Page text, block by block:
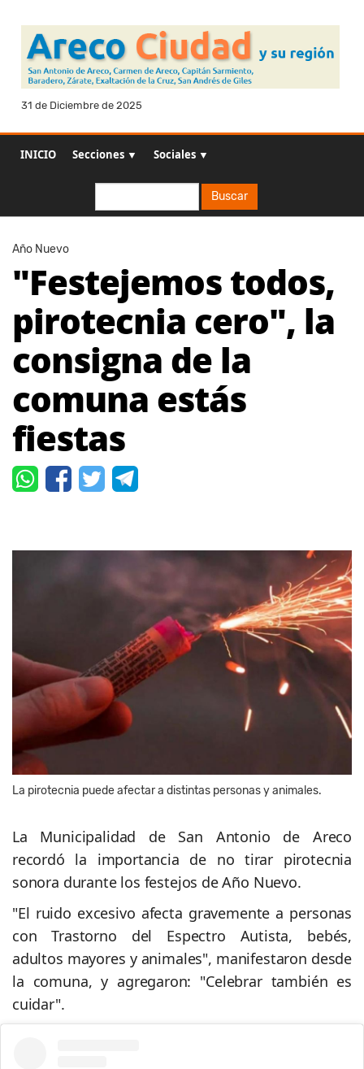
31 de Diciembre de 2025
INICIO Secciones ▼ Sociales ▼
Buscar
Año Nuevo
"Festejemos todos,
pirotecnia cero", la
consigna de la
comuna estás
fiestas
La pirotecnia puede afectar a distintas personas y animales.
La Municipalidad de San Antonio de Areco
recordó la importancia de no tirar pirotecnia
sonora durante los festejos de Año Nuevo.
"El ruido excesivo afecta gravemente a personas
con Trastorno del Espectro Autista, bebés,
adultos mayores y animales", manifestaron desde
la comuna, y agregaron: "Celebrar también es
cuidar".